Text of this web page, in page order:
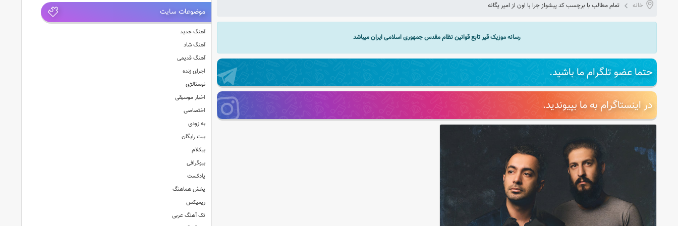
خانه تمام مطالب با برچسب کد پیشواز جرا با اون از امیر یگانه
رسانه موزیک قیر تابع قوانین نظام مقدس جمهوری اسلامی ایران میباشد
حتما عضو تلگرام ما باشید.
در اینستاگرام به ما بپیوندید.
موضوعات سایت
آهنگ جدید
آهنگ شاد
آهنگ قدیمی
اجرای زنده
نوستالژی
اخبار موسیقی
اختصاصی
به زودی
بیت رایگان
بیکلام
بیوگرافی
پادکست
پخش هماهنگ
ریمیکس
تک آهنگ عربی